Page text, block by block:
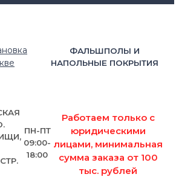
ФАЛЬШПОЛЫ И
НАПОЛЬНЫЕ ПОКРЫТИЯ
ПН-ПТ
09:00-
18:00
Работаем только с
юридическими
лицами, минимальная
сумма заказа от 100
тыс. рублей